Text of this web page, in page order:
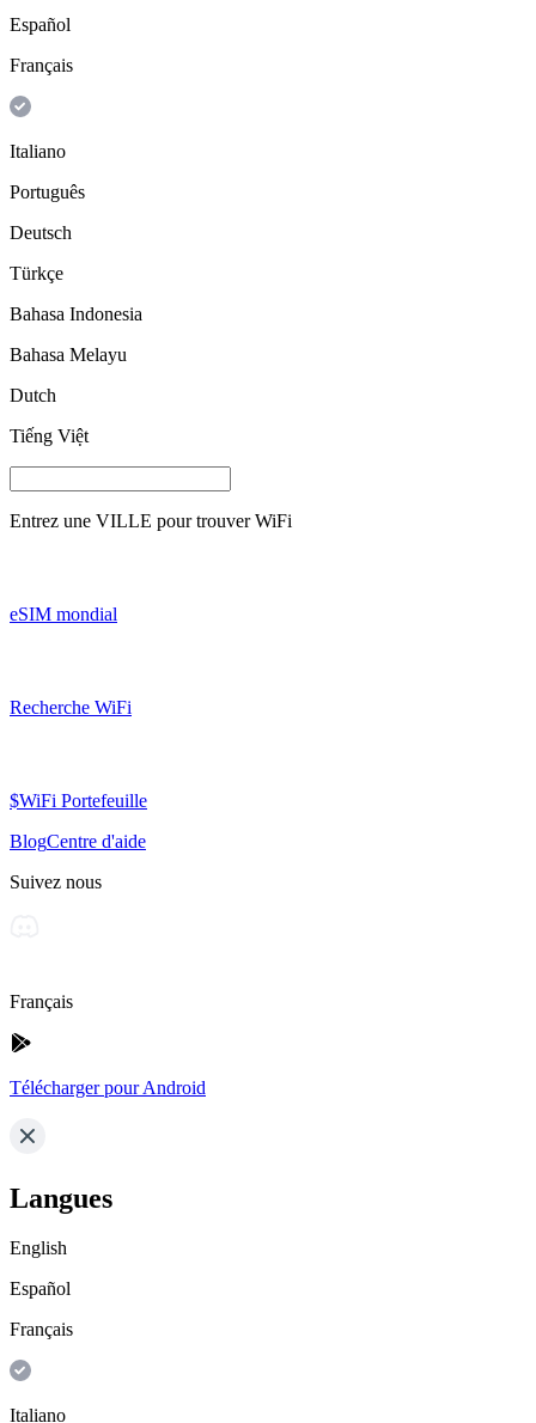
Español
Français
Italiano
Português
Deutsch
Türkçe
Bahasa Indonesia
Bahasa Melayu
Dutch
Tiếng Việt
Entrez une VILLE pour trouver WiFi
eSIM mondial
Recherche WiFi
$WiFi Portefeuille
BlogCentre d'aide
Suivez nous
Français
Télécharger pour Android
Langues
English
Español
Français
Italiano